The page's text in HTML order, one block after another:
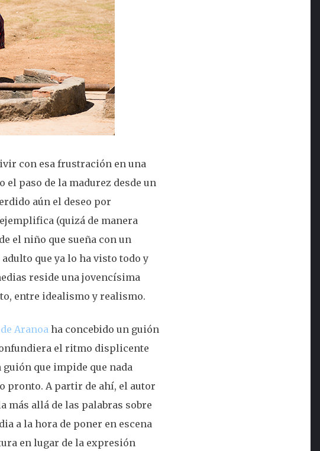
con esa frustración en una
el paso de la madurez desde un
aún el deseo por
(quizá de manera
el niño que sueña con un
que ya lo ha visto todo y
reside una jovencísima
entre idealismo y realismo.
Aranoa ha concebido un guión
el ritmo displicente
que impide que nada
pronto. A partir de ahí, el autor
más allá de las palabras sobre
a la hora de poner en escena
en lugar de la expresión